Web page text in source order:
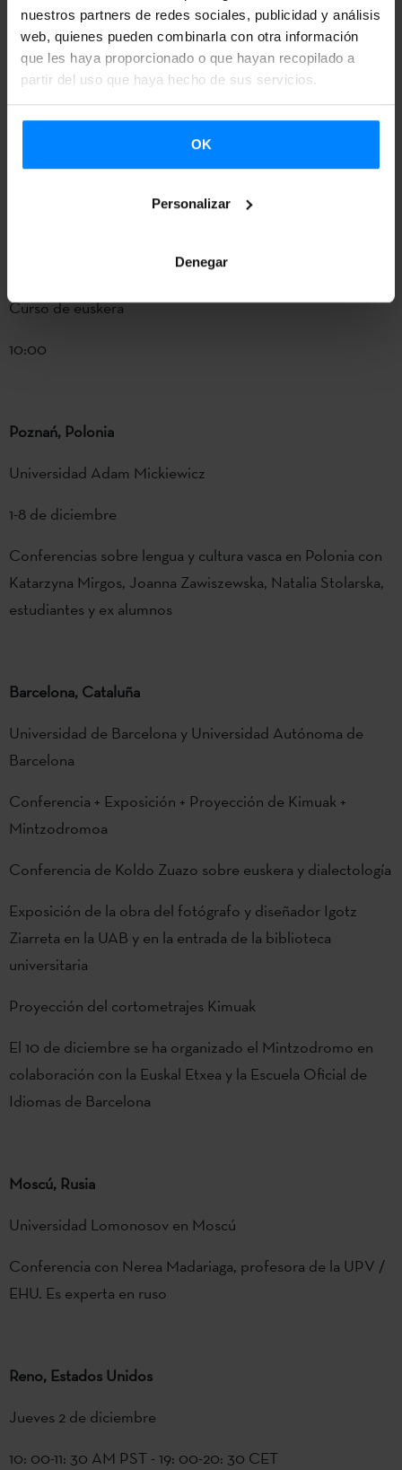
nuestros partners de redes sociales, publicidad y análisis
web, quienes pueden combinarla con otra información
que les haya proporcionado o que hayan recopilado a
partir del uso que haya hecho de sus servicios.
OK
Personalizar
Denegar
El profesor Jon Urdangarin de Maizpide hablará sobre el
programa Euskara Munduan.
Los que no estén en La Plata podrán seguir el evento por
zoom. Luego harán un brindis en la universidad
Curso de euskera
10:00
Poznań, Polonia
Universidad Adam Mickiewicz
1-8 de diciembre
Conferencias sobre lengua y cultura vasca en Polonia con
Katarzyna Mirgos, Joanna Zawiszewska, Natalia Stolarska,
estudiantes y ex alumnos
Barcelona, ​​Cataluña
Universidad de Barcelona y Universidad Autónoma de
Barcelona
Conferencia + Exposición + Proyección de Kimuak +
Mintzodromoa
Conferencia de Koldo Zuazo sobre euskera y dialectología
Exposición de la obra del fotógrafo y diseñador Igotz
Ziarreta en la UAB y en la entrada de la biblioteca
universitaria
Proyección del cortometrajes Kimuak
El 10 de diciembre se ha organizado el Mintzodromo en
colaboración con la Euskal Etxea y la Escuela Oficial de
Idiomas de Barcelona
Moscú, Rusia
Universidad Lomonosov en Moscú
Conferencia con Nerea Madariaga, profesora de la UPV /
EHU. Es experta en ruso
Reno, Estados Unidos
Jueves 2 de diciembre
10: 00-11: 30 AM PST - 19: 00-20: 30 CET